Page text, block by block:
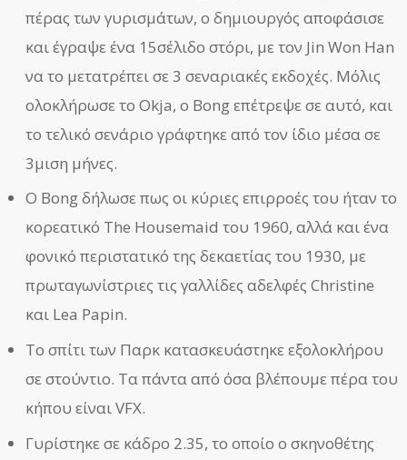
πέρας των γυρισμάτων, ο δημιουργός αποφάσισε
και έγραψε ένα 15σέλιδο στόρι, με τον Jin Won Han
να το μετατρέπει σε 3 σεναριακές εκδοχές. Μόλις
ολοκλήρωσε το Okja, ο Bong επέτρεψε σε αυτό, και
το τελικό σενάριο γράφτηκε από τον ίδιο μέσα σε
3μιση μήνες.
Ο Bong δήλωσε πως οι κύριες επιρροές του ήταν το
κορεατικό The Housemaid του 1960, αλλά και ένα
φονικό περιστατικό της δεκαετίας του 1930, με
πρωταγωνίστριες τις γαλλίδες αδελφές Christine
και Lea Papin.
Το σπίτι των Παρκ κατασκευάστηκε εξολοκλήρου
σε στούντιο. Τα πάντα από όσα βλέπουμε πέρα του
κήπου είναι VFX.
Γυρίστηκε σε κάδρο 2.35, το οποίο ο σκηνοθέτης